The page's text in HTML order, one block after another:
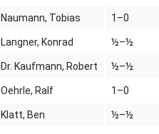
Naumann, Tobias 1–0
Langner, Konrad ½–½
Dr. Kaufmann, Robert ½–½
Oehrle, Ralf 1–0
Klatt, Ben ½–½